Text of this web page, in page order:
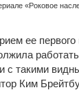
«Роковое
ее первого
с такими
Ким